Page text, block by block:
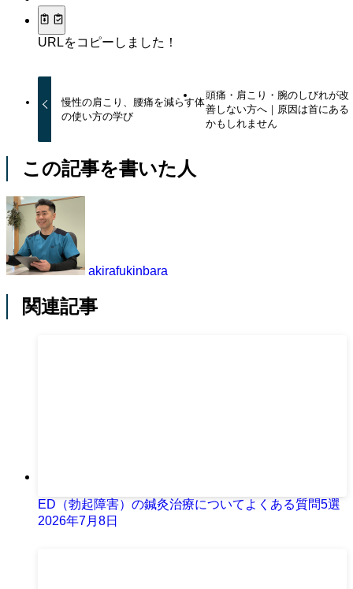
URLをコピーしました！
慢性の肩こり、腰痛を減らす体
の使い方の学び
頭痛・肩こり・腕のしびれが改
善しない方へ｜原因は首にある
かもしれません
この記事を書いた人
akirafukinbara
関連記事
ED（勃起障害）の鍼灸治療についてよくある質問5選
2026年7月8日